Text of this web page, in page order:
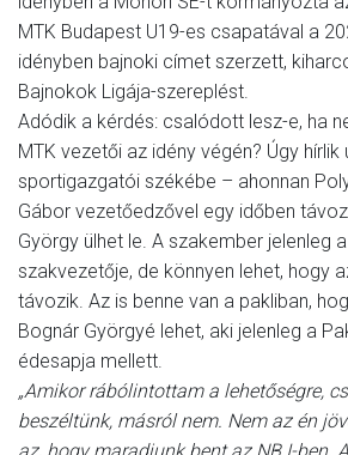
MTK Budapest U19-es csapatával a
idényben bajnoki címet szerzett,
Bajnokok Ligája-szereplést.
Adódik a kérdés: csalódott lesz-e, ha
MTK vezetői az idény végén? Úgy hírlik
sportigazgatói székébe – ahonnan
Gábor vezetőedzővel egy időben
György ülhet le. A szakember jelenleg
szakvezetője, de könnyen lehet, hogy
távozik. Az is benne van a pakliban,
Bognár Györgyé lehet, aki jelenleg a
édesapja mellett.
„Amikor rábólintottam a lehetőségre,
beszéltünk, másról nem. Nem az én